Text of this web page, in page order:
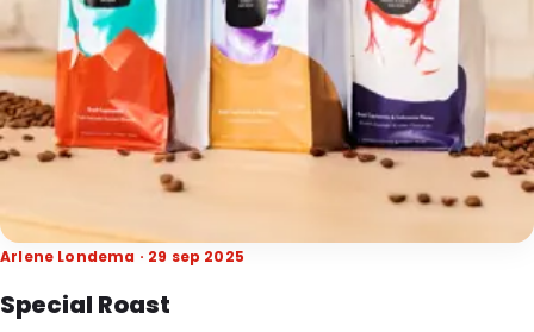
Arlene Londema · 29 sep 2025
Special Roast